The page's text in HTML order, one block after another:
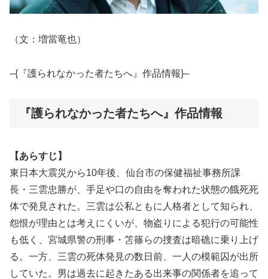
（文：増當竜也）
–{『護られなかった者たちへ』作品情報}–
『護られなかった者たちへ』作品情報
【あらすじ】
東日本大震災から10年後、仙台市の保健福祉事務所課
長・三雲忠勝が、手足や口の自由を奪われた状態の餓死死
体で発見された。三雲は公私ともに人格者として知られ、
怨恨が理由とは考えにくいが、物盗りによる犯行の可能性
も低く、宮城県警の刑事・笘篠らの捜査は暗礁に乗り上げ
る。一方、三雲の死体発見の数日前、一人の模範囚が出所
していた。男は過去に起きたある出来事の関係者を追って